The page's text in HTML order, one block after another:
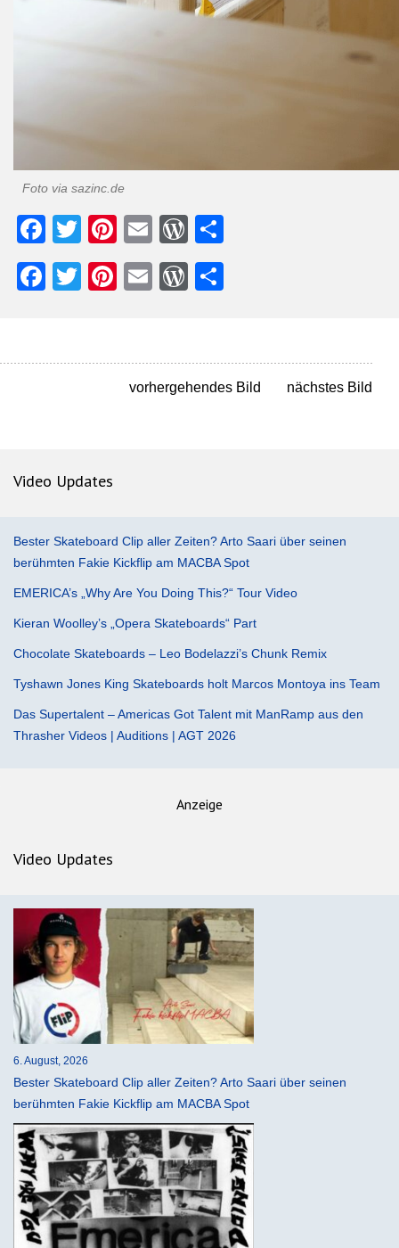
Foto via sazinc.de
Facebook
TwitterPinterest
EmailWordPress
Facebook
TwitterPinterest
EmailWordPress
vorhergehendes Bild nächstes Bild
Video Updates
Bester Skateboard Clip aller Zeiten? Arto Saari über seinen
berühmten Fakie Kickflip am MACBA Spot
EMERICA’s „Why Are You Doing This?“ Tour Video
Kieran Woolley’s „Opera Skateboards“ Part
Chocolate Skateboards – Leo Bodelazzi’s Chunk Remix
Tyshawn Jones King Skateboards holt Marcos Montoya ins Team
Das Supertalent – Americas Got Talent mit ManRamp aus den
Thrasher Videos | Auditions | AGT 2026
Anzeige
Video Updates
6. August, 2026
Bester Skateboard Clip aller Zeiten? Arto Saari über seinen
berühmten Fakie Kickflip am MACBA Spot